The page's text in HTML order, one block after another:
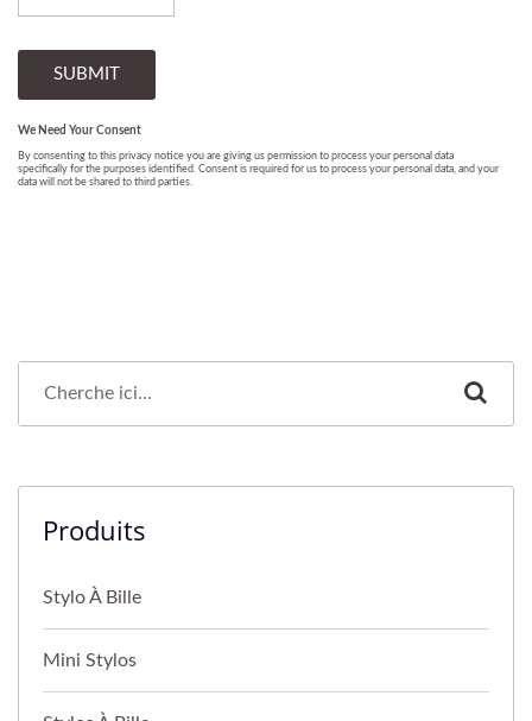
Produits
Stylo À Bille
Mini Stylos